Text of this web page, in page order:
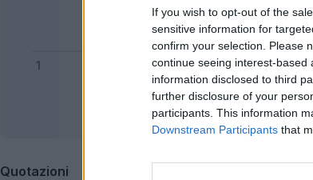
If you wish to opt-out of the
sensitive information for
confirm your selection. Please
continue seeing interest-
information disclosed to third
further disclosure of your
participants. This information
Downstream Participants that
Bonus Malus
Quotazioni